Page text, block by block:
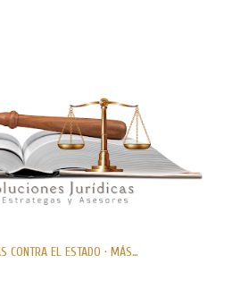
CONTRA EL ESTADO MÁS…